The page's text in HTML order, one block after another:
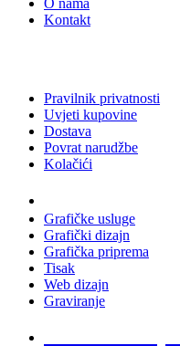
Kontakt
Pravilnik privatnosti
Uvjeti kupovine
Dostava
Povrat narudžbe
Kolačići
Grafičke usluge
Grafički dizajn
Grafička priprema
Tisak
Web dizajn
Graviranje